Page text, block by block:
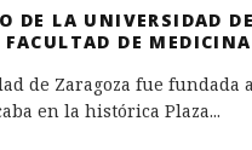
DE LA UNIVERSIDAD
DE
de Zaragoza fue fundada
en la histórica Plaza...